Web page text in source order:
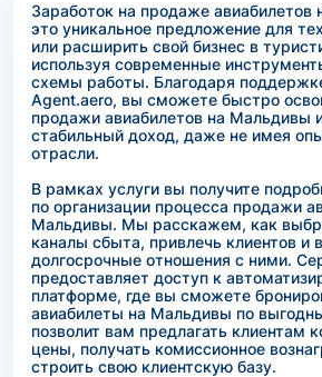
Заработок на продаже
это уникальное предложение для
или расширить свой бизнес в
используя современные
схемы работы. Благодаря
Agent.aero, вы сможете быстро
продажи авиабилетов на Мальдивы
стабильный доход, даже не имея
отрасли.
В рамках услуги вы получите
по организации процесса продажи
Мальдивы. Мы расскажем, как
каналы сбыта, привлечь клиентов и
долгосрочные отношения с ними.
предоставляет доступ к
платформе, где вы сможете
авиабилеты на Мальдивы по
позволит вам предлагать клиентам
цены, получать комиссионное
строить свою клиентскую базу.